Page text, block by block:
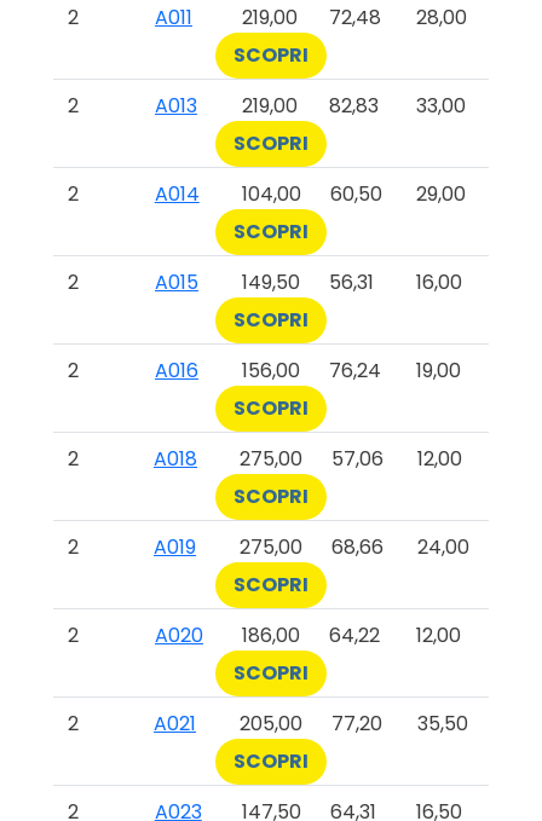
2
A011 219,00 72,48
28,00
SCOPRI
2
A013 219,00 82,83
33,00
SCOPRI
2
A014 104,00 60,50
29,00
SCOPRI
2
A015 149,50 56,31
16,00
SCOPRI
2
A016 156,00 76,24
19,00
SCOPRI
2
A018 275,00 57,06
12,00
SCOPRI
2
A019 275,00 68,66
24,00
SCOPRI
2
A020 186,00 64,22
12,00
SCOPRI
2
A021 205,00 77,20
35,50
SCOPRI
2
A023 147,50 64,31
16,50